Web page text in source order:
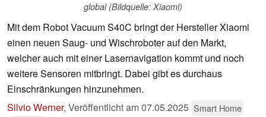
global (Bildquelle: Xiaomi)
Mit dem Robot Vacuum S40C bringt der Hersteller Xiaomi
einen neuen Saug- und Wischroboter auf den Markt,
welcher auch mit einer Lasernavigation kommt und noch
weitere Sensoren mitbringt. Dabei gibt es durchaus
Einschränkungen hinzunehmen.
Silvio Werner, Veröffentlicht am07.05.2025 Smart Home